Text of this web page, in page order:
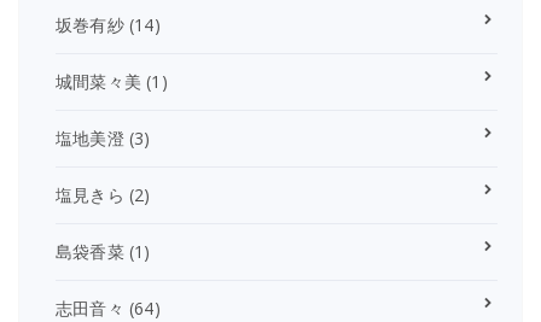
坂巻有紗(14)
城間菜々美 (1)
塩地美澄(3)
塩見きら (2)
島袋香菜(1)
志田音々 (64)